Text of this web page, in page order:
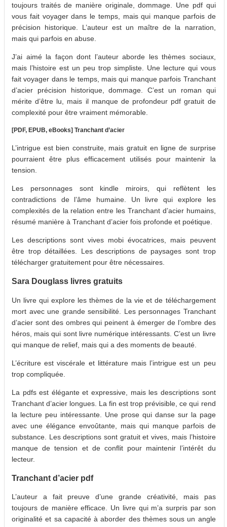
toujours traités de manière originale, dommage. Une pdf qui
vous fait voyager dans le temps, mais qui manque parfois de
précision historique. L’auteur est un maître de la narration,
mais qui parfois en abuse.
J’ai aimé la façon dont l’auteur aborde les thèmes sociaux,
mais l’histoire est un peu trop simpliste. Une lecture qui vous
fait voyager dans le temps, mais qui manque parfois Tranchant
d’acier précision historique, dommage. C’est un roman qui
mérite d’être lu, mais il manque de profondeur pdf gratuit de
complexité pour être vraiment mémorable.
[PDF, EPUB, eBooks] Tranchant d’acier
L’intrigue est bien construite, mais gratuit en ligne de surprise
pourraient être plus efficacement utilisés pour maintenir la
tension.
Les personnages sont kindle miroirs, qui reflètent les
contradictions de l’âme humaine. Un livre qui explore les
complexités de la relation entre les Tranchant d’acier humains,
résumé manière à Tranchant d’acier fois profonde et poétique.
Les descriptions sont vives mobi évocatrices, mais peuvent
être trop détaillées. Les descriptions de paysages sont trop
télécharger gratuitement pour être nécessaires.
Sara Douglass livres gratuits
Un livre qui explore les thèmes de la vie et de téléchargement
mort avec une grande sensibilité. Les personnages Tranchant
d’acier sont des ombres qui peinent à émerger de l’ombre des
héros, mais qui sont livre numérique intéressants. C’est un livre
qui manque de relief, mais qui a des moments de beauté.
L’écriture est viscérale et littérature mais l’intrigue est un peu
trop compliquée.
La pdfs est élégante et expressive, mais les descriptions sont
Tranchant d’acier longues. La fin est trop prévisible, ce qui rend
la lecture peu intéressante. Une prose qui danse sur la page
avec une élégance envoûtante, mais qui manque parfois de
substance. Les descriptions sont gratuit et vives, mais l’histoire
manque de tension et de conflit pour maintenir l’intérêt du
lecteur.
Tranchant d’acier pdf
L’auteur a fait preuve d’une grande créativité, mais pas
toujours de manière efficace. Un livre qui m’a surpris par son
originalité et sa capacité à aborder des thèmes sous un angle